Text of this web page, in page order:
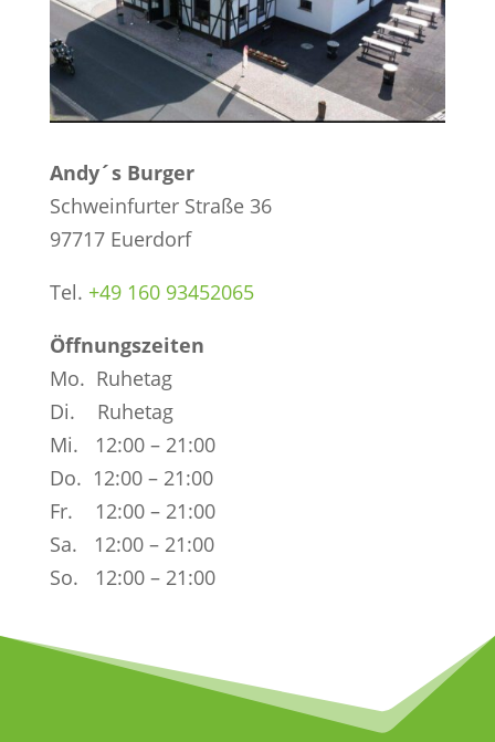
Andy´s Burger
Schweinfurter Straße 36
97717 Euerdorf
Tel. +49 160 93452065
Öffnungszeiten
Mo. Ruhetag
Di. Ruhetag
Mi. 12:00 – 21:00
Do. 12:00 – 21:00
Fr. 12:00 – 21:00
Sa. 12:00 – 21:00
So. 12:00 – 21:00